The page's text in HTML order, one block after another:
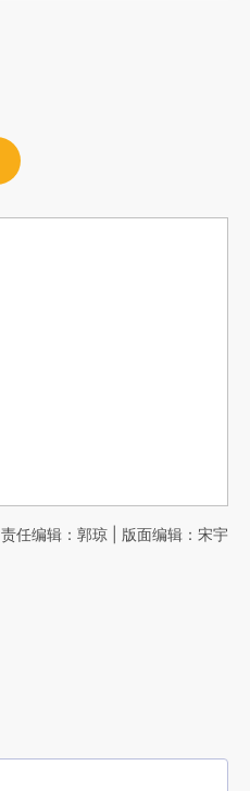
责任编辑：郭琼 | 版面编辑：宋宇